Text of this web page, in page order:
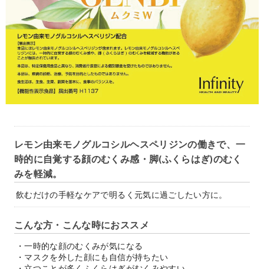
レモン由来モノグルコシルヘスペリジンの働きで、一
時的に自覚する顔のむくみ感・脚(ふくらはぎ)のむく
みを軽減。
飲むだけの手軽なケアで明るく元気に過ごしたい方に。
こんな方・こんな時におススメ
・一時的な顔のむくみが気になる
・マスクを外した顔にも自信が持ちたい